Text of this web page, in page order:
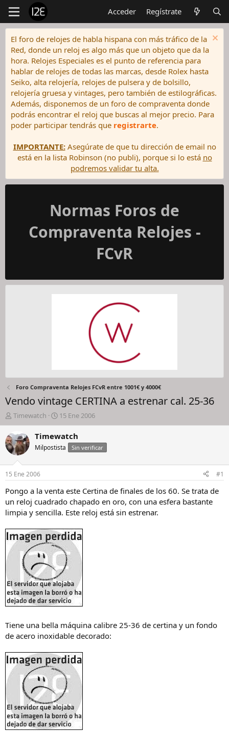
Acceder Regístrate
El foro de relojes de habla hispana con más tráfico de la
Red, donde un reloj es algo más que un objeto que da la
hora. Relojes Especiales es el punto de referencia para
hablar de relojes de todas las marcas, desde Rolex hasta
Seiko, alta relojería, relojes de pulsera y de bolsillo,
relojería gruesa y vintages, pero también de estilográficas.
Además, disponemos de un foro de compraventa donde
podrás encontrar el reloj que buscas al mejor precio. Para
poder participar tendrás que registrarte.
IMPORTANTE:Asegúrate de que tu dirección de email no
está en la lista Robinson (no publi), porque si lo está no
podremos validar tu alta.
Normas Foros de
Compraventa Relojes -
FCvR
Foro Compraventa Relojes FCvR entre 1001€ y 4000€
Vendo vintage CERTINA a estrenar cal. 25-36
I
n
i
c
i
a
d
o
r
e
l
i
l
Timewatch
F
e
c
a
i
n
c
i
15 Ene 2006
Timewatch
Milpostista Sin verificar
15 Ene 2006 #1
Pongo a la venta este Certina de finales de los 60. Se trata de
un reloj cuadrado chapado en oro, con una esfera bastante
limpia y sencilla. Este reloj está sin estrenar.
Tiene una bella máquina calibre 25-36 de certina y un fondo
de acero inoxidable decorado: